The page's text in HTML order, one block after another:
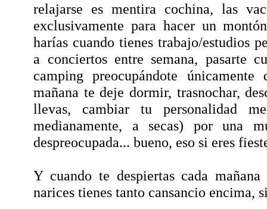
relajarse es mentira cochina, las
exclusivamente para hacer un
harías cuando tienes trabajo/estudios
a conciertos entre semana, pasarte
camping preocupándote
mañana te deje dormir, trasnochar,
llevas, cambiar tu personalidad
medianamente, a secas) por una
despreocupada... bueno, eso si eres
Y cuando te despiertas cada
narices tienes tanto cansancio encima,